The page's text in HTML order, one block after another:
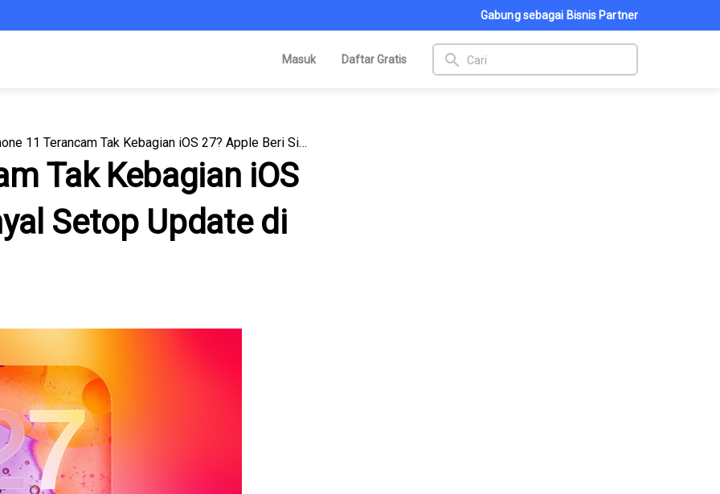
Gabung sebagai Bisnis Partner
Masuk Daftar Gratis search
iPhone 11 Terancam Tak Kebagian iOS 27? Apple Beri Sinyal Setop Update di 2026
Tak Kebagian iOS
Setop Update di